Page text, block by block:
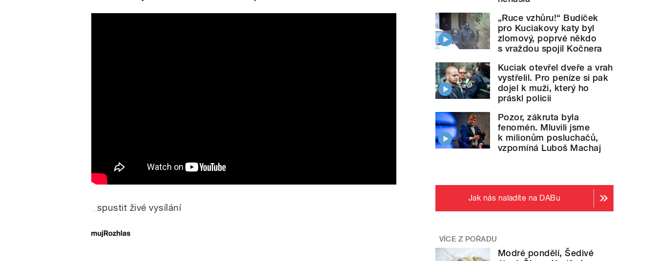
spustit živé vysílání
„Ruce vzhůru!“ Budíček
pro Kuciakovy katy byl
zlomový, poprvé někdo
s vraždou spojil Kočnera
Kuciak otevřel dveře a vrah
vystřelil. Pro peníze si pak
dojel k muži, který ho
práskl policii
Pozor, zákruta byla
fenomén. Mluvili jsme
k milionům posluchačů,
vzpomíná Luboš Machaj
Jak nás naladíte na DABu
VÍCE Z POŘADU
Modré pondělí, Šedivé